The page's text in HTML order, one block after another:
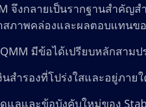
จึงกลายเป็นรากฐานสำคัญ
ภาพคล่องและผลตอบแทนข
มีข้อได้เปรียบหลักสามป
นสำรองที่โปร่งใสและอยู่ภาย
แลและข้อบังคับใหม่ของ